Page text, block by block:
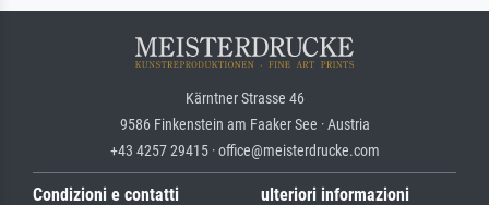
Kärntner Strasse 46
9586 Finkenstein am Faaker See · Austria
+43 4257 29415 · office@meisterdrucke.com
Condizioni e contatti ulteriori informazioni